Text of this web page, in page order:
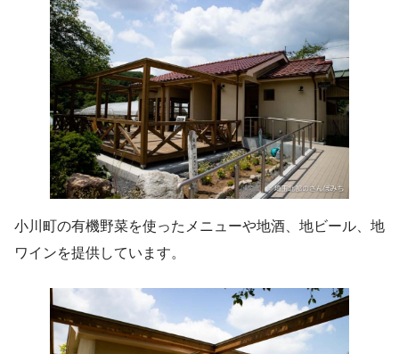
小川町の有機野菜を使ったメニューや地酒、地ビール、地
ワインを提供しています。